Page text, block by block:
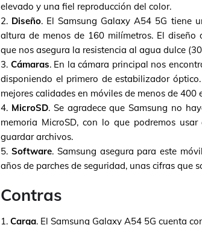
elevado y una fiel reproducción del color.
2. Diseño. El Samsung Galaxy A54 5G tiene
altura de menos de 160 milímetros. El
que nos asegura la resistencia al agua dulce
3. Cámaras. En la cámara principal nos
disponiendo el primero de estabilizador
mejores calidades en móviles de menos de 400
4. MicroSD. Se agradece que Samsung no
memoria MicroSD, con lo que podremos
guardar archivos.
5. Software. Samsung asegura para este
años de parches de seguridad, unas cifras que
Contras
1. Carga. El Samsung Galaxy A54 5G cuenta